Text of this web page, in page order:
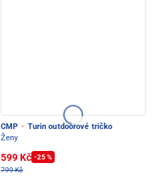
CMP · Turin outdoorové tričko
Ženy
599 Kč -25 %
799 Kč